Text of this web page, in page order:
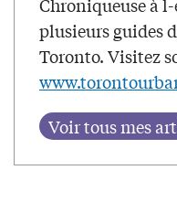
plusieurs guides
Toronto. Visitez